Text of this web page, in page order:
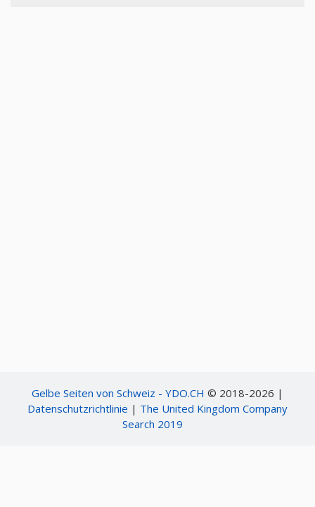
Gelbe Seiten von Schweiz - YDO.CH © 2018-2026 |
Datenschutzrichtlinie | The United Kingdom Company
Search 2019